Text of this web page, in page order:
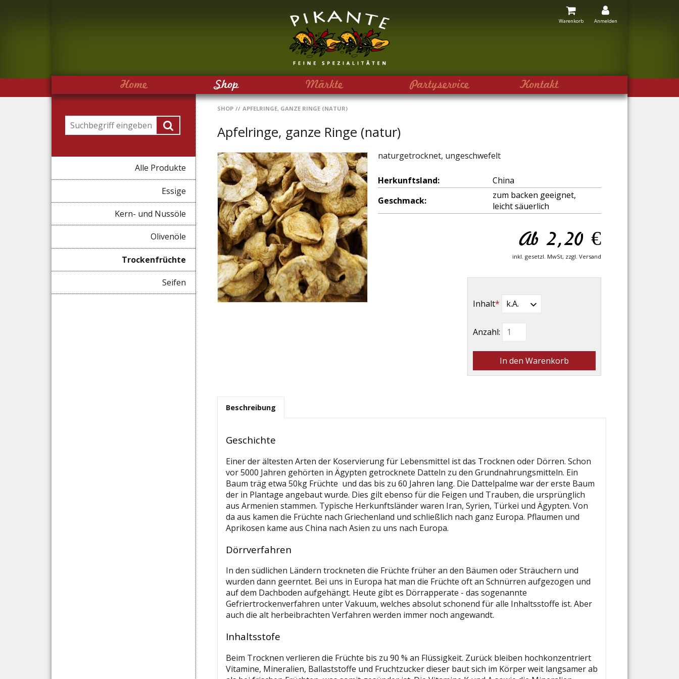
Anmelden
Warenkorb
Home Shop Märkte Partyservice Kontakt
SHOP // APFELRINGE, GANZE RINGE (NATUR)
Apfelringe, ganze Ringe (natur)
naturgetrocknet, ungeschwefelt
Herkunftsland:
China
Geschmack:
zum backen geeignet,
leicht säuerlich
Ab 2,20 €
inkl. gesetzl. MwSt, zzgl. Versand
Pflichtfeld
Inhalt*
Anzahl:
Beschreibung
Geschichte
Einer der ältesten Arten der Koservierung für Lebensmittel ist das Trocknen oder Dörren. Schon
vor 5000 Jahren gehörten in Ägypten getrocknete Datteln zu den Grundnahrungsmitteln. Ein
Baum träg etwa 50kg Früchte und das bis zu 60 Jahren lang. Die Dattelpalme war der erste Baum
der in Plantage angebaut wurde. Dies gilt ebenso für die Feigen und Trauben, die ursprünglich
aus Armenien stammen. Typische Herkunftsländer waren Iran, Syrien, Türkei und Ägypten. Von
da aus kamen die Früchte nach Griechenland und schließlich nach ganz Europa. Pflaumen und
Aprikosen kame aus China nach Asien zu uns nach Europa.
Dörrverfahren
In den südlichen Ländern trockneten die Früchte früher an den Bäumen oder Sträuchern und
wurden dann geerntet. Bei uns in Europa hat man die Früchte oft an Schnürren aufgezogen und
auf dem Dachboden aufgehängt. Heute gibt es Dörrapperate - das sogenannte
Gefriertrockenverfahren unter Vakuum, welches absolut schonend für alle Inhaltsstoffe ist. Aber
auch die alt herbeibrachten Verfahren werden immer noch angewandt.
Inhaltsstofe
Beim Trocknen verlieren die Früchte bis zu 90 % an Flüssigkeit. Zurück bleiben hochkonzentriert
Vitamine, Mineralien, Ballaststoffe und Fruchtzucker dieser baut sich im Körper weit langsamer ab
Suchbegriffe
Alle Produkte
Essige
Kern- und Nussöle
Olivenöle
Trockenfrüchte
Seifen